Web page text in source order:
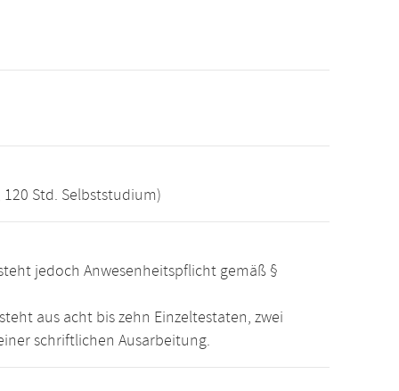
Std. Selbststudium)
jedoch Anwesenheitspflicht gemäß §
aus acht bis zehn Einzeltestaten, zwei
schriftlichen Ausarbeitung.